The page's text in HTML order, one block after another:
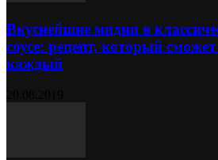
Вкуснейшие мидии в
соусе: рецепт, который
каждый